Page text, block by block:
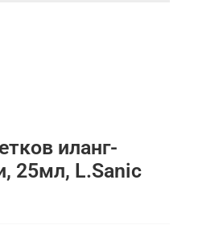
иланг-
25мл, L.Sanic